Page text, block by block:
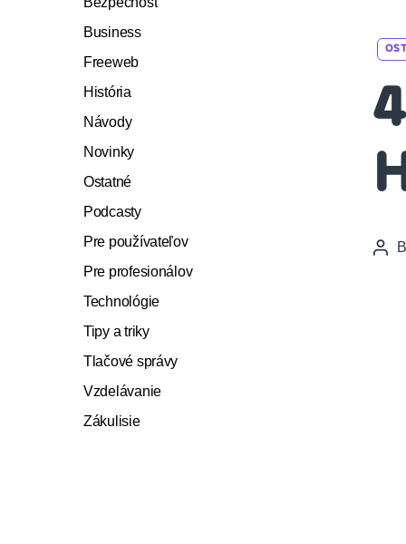
Business
Freeweb
História
Návody
Novinky
Ostatné
Podcasty
Pre používateľov
Pre profesionálov
Technológie
Tipy a triky
Tlačové správy
Vzdelávanie
Zákulisie